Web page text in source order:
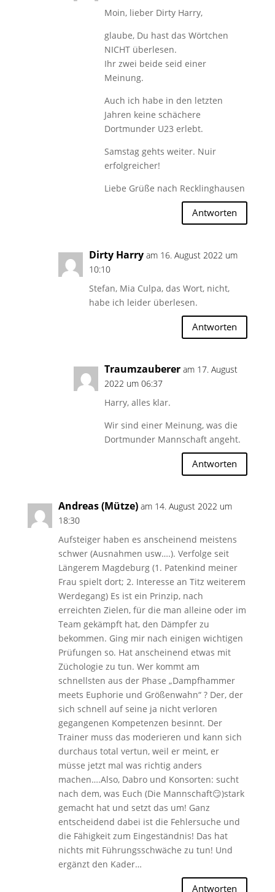
Moin, lieber Dirty Harry,
glaube, Du hast das Wörtchen
NICHT überlesen.
Ihr zwei beide seid einer
Meinung.
Auch ich habe in den letzten
Jahren keine schächere
Dortmunder U23 erlebt.
Samstag gehts weiter. Nuir
erfolgreicher!
Liebe Grüße nach Recklinghausen
Antworten
Dirty Harry am 16. August 2022 um
10:10
Stefan, Mia Culpa, das Wort, nicht,
habe ich leider überlesen.
Antworten
Traumzauberer am 17. August
2022 um 06:37
Harry, alles klar.
Wir sind einer Meinung, was die
Dortmunder Mannschaft angeht.
Antworten
Andreas (Mütze) am 14. August 2022 um
18:30
Aufsteiger haben es anscheinend meistens
schwer (Ausnahmen usw….). Verfolge seit
Längerem Magdeburg (1. Patenkind meiner
Frau spielt dort; 2. Interesse an Titz weiterem
Werdegang) Es ist ein Prinzip, nach
erreichten Zielen, für die man alleine oder im
Team gekämpft hat, den Dämpfer zu
bekommen. Ging mir nach einigen wichtigen
Prüfungen so. Hat anscheinend etwas mit
Züchologie zu tun. Wer kommt am
schnellsten aus der Phase „Dampfhammer
meets Euphorie und Größenwahn“ ? Der, der
sich schnell auf seine ja nicht verloren
gegangenen Kompetenzen besinnt. Der
Trainer muss das moderieren und kann sich
durchaus total vertun, weil er meint, er
müsse jetzt mal was richtig anders
machen….Also, Dabro und Konsorten: sucht
nach dem, was Euch (Die Mannschaft😏)stark
gemacht hat und setzt das um! Ganz
entscheidend dabei ist die Fehlersuche und
die Fähigkeit zum Eingeständnis! Das hat
nichts mit Führungsschwäche zu tun! Und
ergänzt den Kader…
Antworten